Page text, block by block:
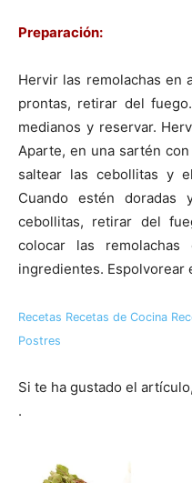
Preparación:
Hervir las remolachas en
prontas, retirar del
medianos y reservar.
Aparte, en una sartén
saltear las cebollitas y
Cuando estén
cebollitas, retirar del
colocar las
ingredientes. Espolvorear
Recetas Recetas de Cocina
Postres
Si te ha gustado el
.